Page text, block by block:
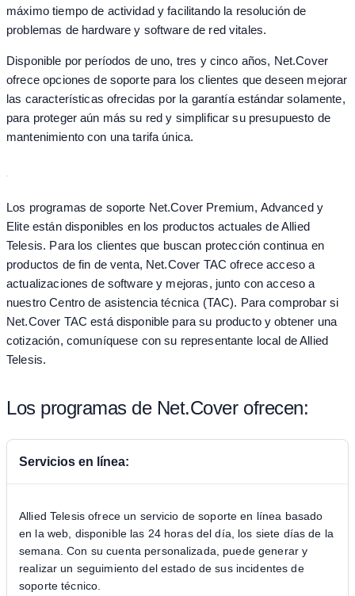
máximo tiempo de actividad y facilitando la resolución de
problemas de hardware y software de red vitales.
Disponible por períodos de uno, tres y cinco años, Net.Cover
ofrece opciones de soporte para los clientes que deseen mejorar
las características ofrecidas por la garantía estándar solamente,
para proteger aún más su red y simplificar su presupuesto de
mantenimiento con una tarifa única.
Los programas de soporte Net.Cover Premium, Advanced y
Elite están disponibles en los productos actuales de Allied
Telesis. Para los clientes que buscan protección continua en
productos de fin de venta, Net.Cover TAC ofrece acceso a
actualizaciones de software y mejoras, junto con acceso a
nuestro Centro de asistencia técnica (TAC). Para comprobar si
Net.Cover TAC está disponible para su producto y obtener una
cotización, comuníquese con su representante local de Allied
Telesis.
Los programas de Net.Cover ofrecen:
Servicios en línea:
Allied Telesis ofrece un servicio de soporte en línea basado
en la web, disponible las 24 horas del día, los siete días de la
semana. Con su cuenta personalizada, puede generar y
realizar un seguimiento del estado de sus incidentes de
soporte técnico.